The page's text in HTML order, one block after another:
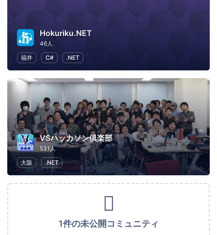
Hokuriku.NET
46人
福井
C# .NET
VSハッカソン倶楽部
531人
大阪
.NET
1件の未公開コミュニティ